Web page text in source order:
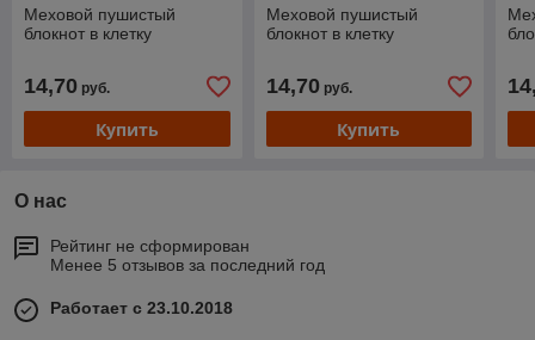
Меховой пушистый
блокнот в клетку
14,70 руб.
Купить
Меховой пушистый
блокнот в клетку
14,70руб.
Купить
О нас
Рейтинг не сформирован
Менее 5 отзывов за последний год
Работает с 23.10.2018